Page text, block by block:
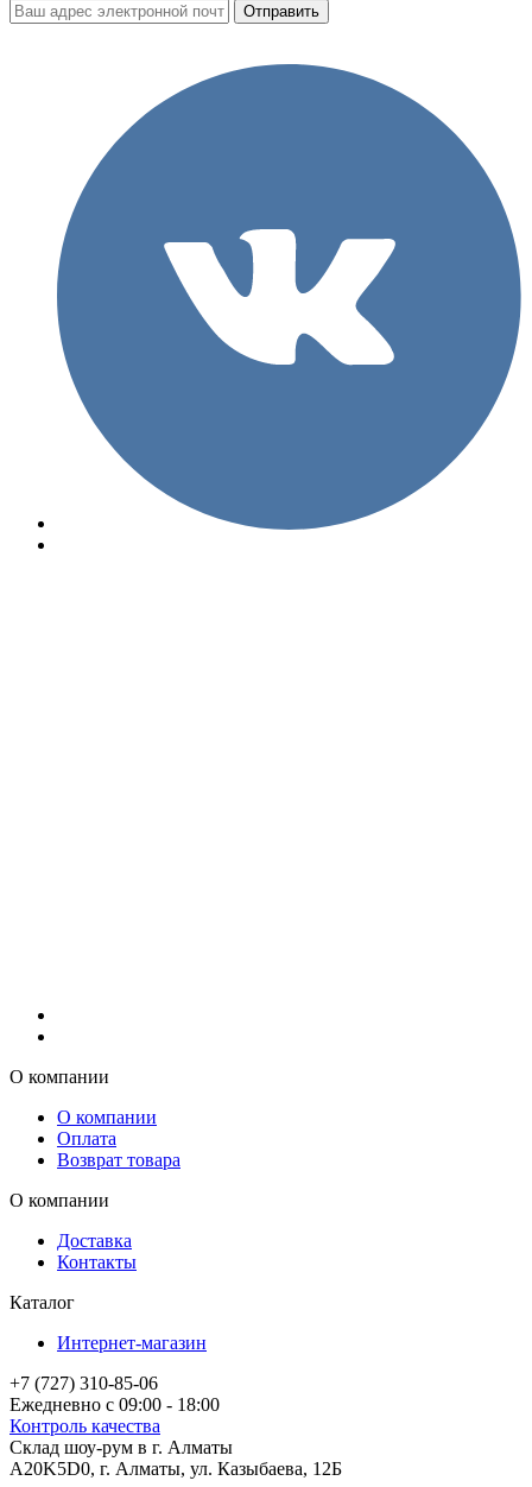
О компании
О компании
Оплата
Возврат товара
О компании
Доставка
Контакты
Каталог
Интернет-магазин
+7 (727) 310-85-06
Ежедневно с 09:00 - 18:00
Контроль качества
Склад шоу-рум в г. Алматы
A20K5D0, г. Алматы, ул. Казыбаева, 12Б